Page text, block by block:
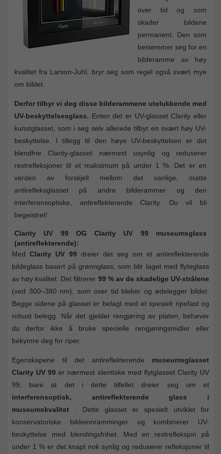
over tid og som
skader bildene
permanent. Den som
bestemmer seg for en
bilderamme av høy
kvalitet fra Larson-Juhl, bryr seg som regel også svært mye
om bildet.
Derfor tilbyr vi deg disse bilderammene utelukkende med
UV-beskyttelsesglass. Enten det er UV-glasset Clarity eller
kunstglasset, som i seg selv allerede tilbyr en svært høy UV-
beskyttelse. I tillegg til den høye UV-beskyttelsen er det
blendfrie Clarity-glasset nærmest usynlig og reduserer
restrefleksjoner til et maksimum på under 1 %. Det er en
verden av forskjell mellom det vanlige, matte
antirefleksglasset på andre bilderammer og den
interferensoptiske, antireflekterende Clarity. Du vil bli
begeistret!
Clarity UV 99 OG Clarity UV 99 museumsglass
(antireflekterende):
MedClarity UV 99 dreier det seg om et antireflekterende
bildeglass basert på grønnglass, som blir laget med flyteglass
av høy kvalitet. Det filtrerer 99 % av de skadelige UV-strålene
(ved 300–380 nm), som over tid bleker og ødelegger bildet.
Begge sidene på glasset er belagt med et spesielt ripefast og
robust belegg. Når det gjelder rengjøring av platen, behøver
du derfor ikke å bruke spesielle rengjøringsmidler eller
bekymre deg for riper.
Egenskapene til det antireflekterende museumsglasset
Clarity UV 99 er nærmest identiske med flytglasset Clarity UV
99, bare at det i dette tilfellet dreier seg om et
interferensoptisk, antireflekterende glass i
museumskvalitet . Dette glasset er spesielt utviklet for
konservatoriske bildeinnramminger og kombinerer UV-
beskyttelse med blendingsfrihet. Med en restrefleksjon på
under 1 % er det knapt nok synlig og reduserer refleksjoner til